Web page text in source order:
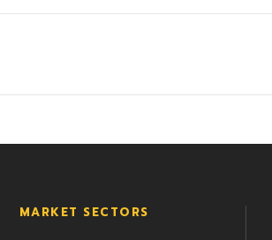
MARKET SECTORS